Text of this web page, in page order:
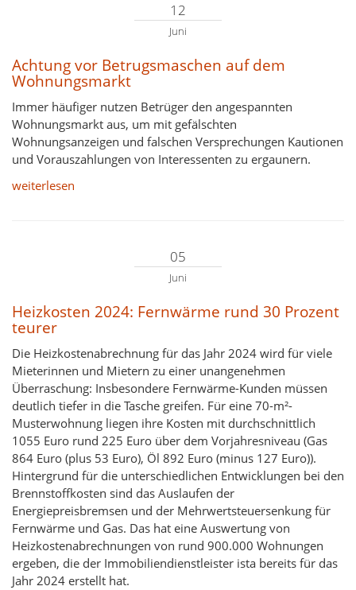
12
Juni
Achtung vor Betrugsmaschen auf dem
Wohnungsmarkt
Immer häufiger nutzen Betrüger den angespannten
Wohnungsmarkt aus, um mit gefälschten
Wohnungsanzeigen und falschen Versprechungen Kautionen
und Vorauszahlungen von Interessenten zu ergaunern.
weiterlesen
05
Juni
Heizkosten 2024: Fernwärme rund 30 Prozent
teurer
Die Heizkostenabrechnung für das Jahr 2024 wird für viele
Mieterinnen und Mietern zu einer unangenehmen
Überraschung: Insbesondere Fernwärme-​Kunden müssen
deutlich tiefer in die Tasche greifen. Für eine 70-m²-​
Musterwohnung liegen ihre Kosten mit durchschnittlich
1055 Euro rund 225 Euro über dem Vorjahresniveau (Gas
864 Euro (plus 53 Euro), Öl 892 Euro (minus 127 Euro)).
Hintergrund für die unterschiedlichen Entwicklungen bei den
Brennstoffkosten sind das Auslaufen der
Energiepreisbremsen und der Mehrwertsteuersenkung für
Fernwärme und Gas. Das hat eine Auswertung von
Heizkostenabrechnungen von rund 900.000 Wohnungen
ergeben, die der Immobiliendienstleister ista bereits für das
Jahr 2024 erstellt hat.